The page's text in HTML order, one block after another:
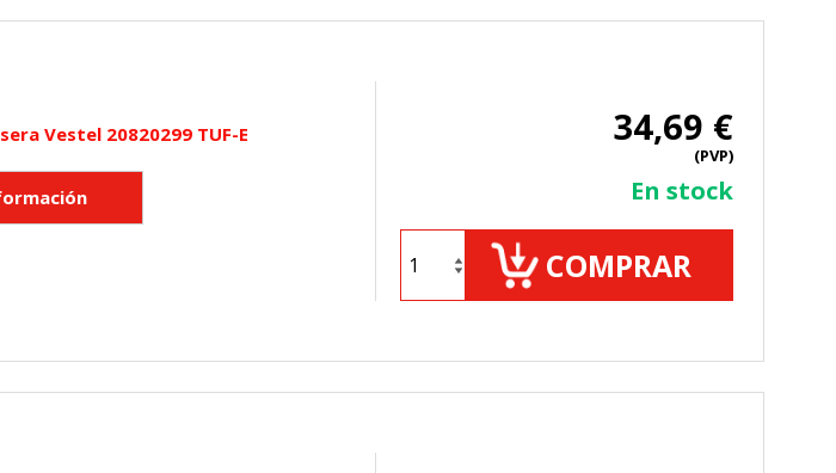
Vestel 20820299 TUF-E 34,69 €
(PVP)
En stock
COMPRAR